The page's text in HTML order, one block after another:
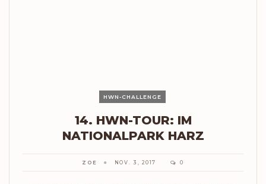
HWN-CHALLENGE
14. HWN-TOUR: IM
NATIONALPARK HARZ
ZOE NOV. 3, 2017 0